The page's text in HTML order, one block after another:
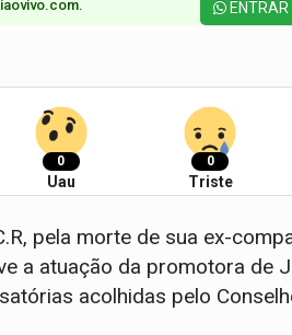
ENTRAR
0
Uau
0
Triste
pela morte de sua ex-
a atuação da promotora de
acolhidas pelo